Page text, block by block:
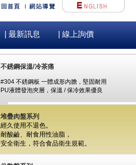
| 最新訊息 | 線上詢價
不銹鋼保溫/冷茶痛
#304 不銹鋼板 一體成形內膽，堅固耐用
PU液體發泡夾層，保溫 / 保冷效果優良
堆疊肉盤系列
經久使用不退色。
耐酸鹼、耐食用性油脂，
安全衛生， 符合食品衛生規範。